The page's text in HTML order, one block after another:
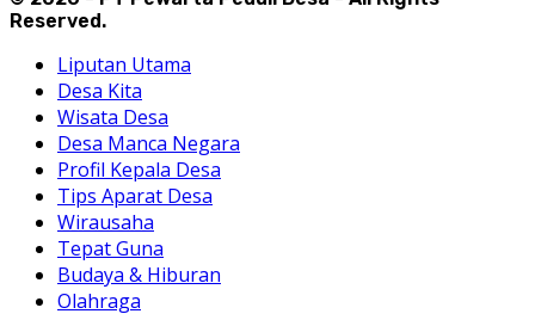
Reserved.
Liputan Utama
Desa Kita
Wisata Desa
Desa Manca Negara
Profil Kepala Desa
Tips Aparat Desa
Wirausaha
Tepat Guna
Budaya & Hiburan
Olahraga